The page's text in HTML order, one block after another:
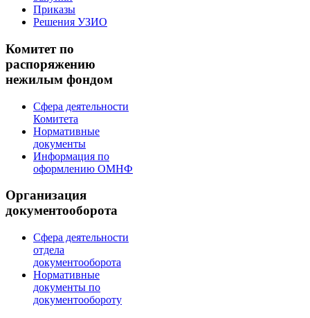
Приказы
Решения УЗИО
Комитет по
распоряжению
нежилым фондом
Сфера деятельности
Комитета
Нормативные
документы
Информация по
оформлению ОМНФ
Организация
документооборота
Сфера деятельности
отдела
документооборота
Нормативные
документы по
документообороту